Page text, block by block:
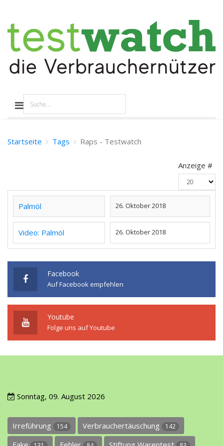
Startseite Tags Raps - Testwatch
Anzeige #
Palmöl 26. Oktober 2018
Video: Palmöl 26. Oktober 2018
Facebook
Auf Facebook empfehlen
Youtube
Folge uns auf Youtube
Sonntag, 09. August 2026
Irreführung 154 Verbrauchertäuschung 142